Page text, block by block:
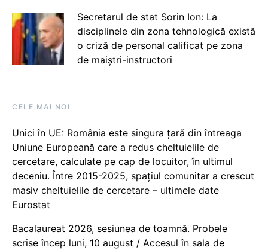
Secretarul de stat Sorin Ion: La
disciplinele din zona tehnologică există
o criză de personal calificat pe zona
de maiștri-instructori
CELE MAI NOI
Unici în UE: România este singura țară din întreaga
Uniune Europeană care a redus cheltuielile de
cercetare, calculate pe cap de locuitor, în ultimul
deceniu. Între 2015-2025, spațiul comunitar a crescut
masiv cheltuielile de cercetare – ultimele date
Eurostat
Bacalaureat 2026, sesiunea de toamnă. Probele
scrise încep luni, 10 august / Accesul în sala de